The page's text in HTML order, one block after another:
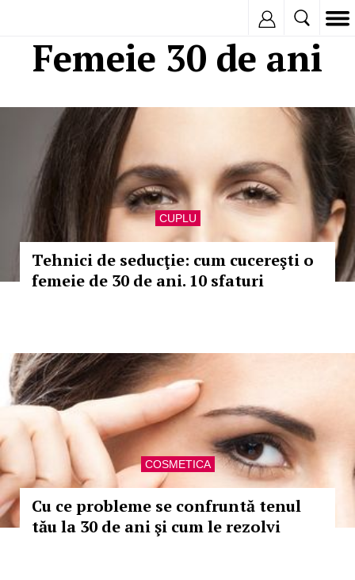
Femeie 30 de ani
CUPLU
Tehnici de seducţie: cum cucereşti o
femeie de 30 de ani. 10 sfaturi
COSMETICA
Cu ce probleme se confruntă tenul
tău la 30 de ani şi cum le rezolvi